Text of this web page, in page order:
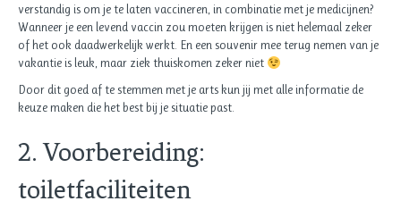
verstandig is om je te laten vaccineren, in combinatie met je medicijnen?
Wanneer je een levend vaccin zou moeten krijgen is niet helemaal zeker
of het ook daadwerkelijk werkt. En een souvenir mee terug nemen van je
vakantie is leuk, maar ziek thuiskomen zeker niet
Door dit goed af te stemmen met je arts kun jij met alle informatie de
keuze maken die het best bij je situatie past.
2. Voorbereiding:
toiletfaciliteiten